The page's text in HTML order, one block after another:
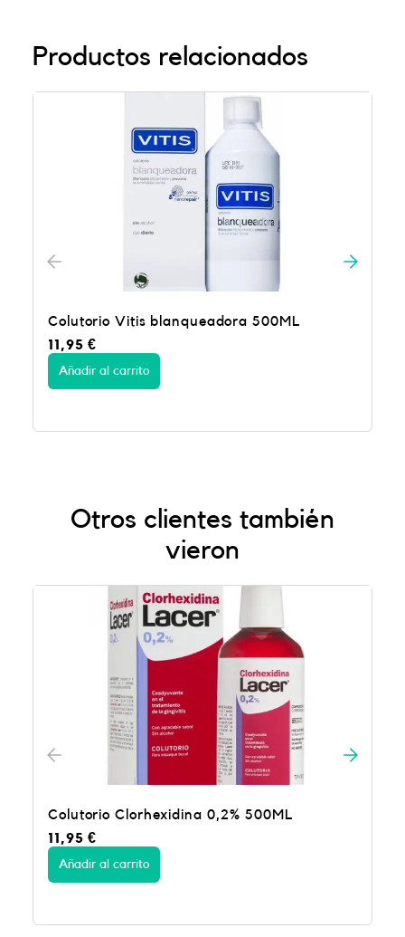
Productos relacionados
500ML
Colutorio Sensilacer 500ML
Otros clientes también
vieron
Clorhexidina 0,2% 500ML